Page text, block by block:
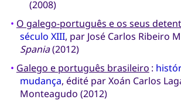
(2008)
• O galego-português e os seus
século XIII, par José Carlos Ribeiro
Spania(2012)
• Galego e português brasileiro :
mudança, édité par Xoán Carlos
Monteagudo (2012)